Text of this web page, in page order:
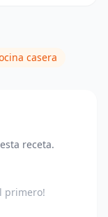
casera
receta.
primero!